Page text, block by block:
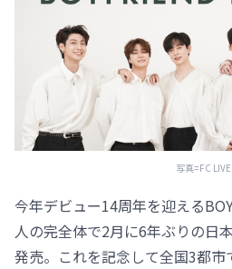
写真=FC LIVE
今年デビュー14周年を迎える
人の完全体で2月に6年ぶりの日
発売。これを記念して全国3都市